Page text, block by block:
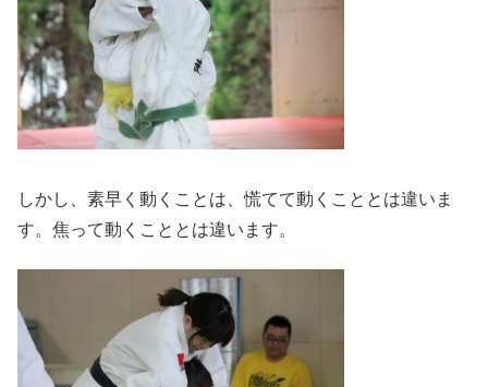
しかし、素早く動くことは、慌てて動くこととは違いま
す。焦って動くこととは違います。